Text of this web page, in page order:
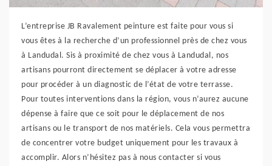
L’entreprise JB Ravalement peinture est faite pour vous si
vous êtes à la recherche d’un professionnel près de chez vous
à Landudal. Sis à proximité de chez vous à Landudal, nos
artisans pourront directement se déplacer à votre adresse
pour procéder à un diagnostic de l’état de votre terrasse.
Pour toutes interventions dans la région, vous n’aurez aucune
dépense à faire que ce soit pour le déplacement de nos
artisans ou le transport de nos matériels. Cela vous permettra
de concentrer votre budget uniquement pour les travaux à
accomplir. Alors n’hésitez pas à nous contacter si vous